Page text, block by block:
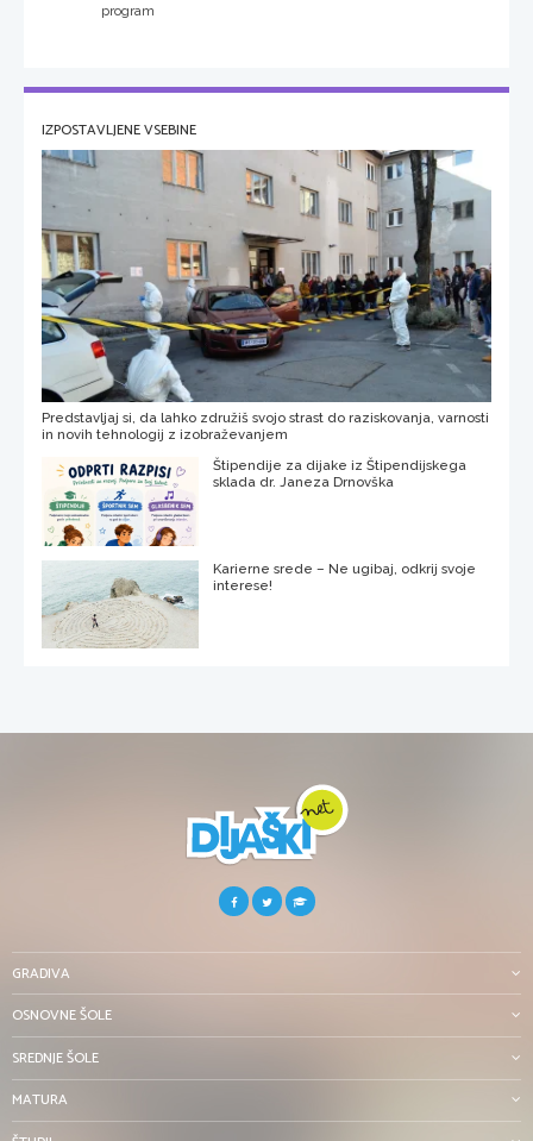
program
IZPOSTAVLJENE VSEBINE
Predstavljaj si, da lahko združiš svojo strast do raziskovanja, varnosti
in novih tehnologij z izobraževanjem
Štipendije za dijake iz Štipendijskega
sklada dr. Janeza Drnovška
Karierne srede – Ne ugibaj, odkrij svoje
interese!
GRADIVA
OSNOVNE ŠOLE
SREDNJE ŠOLE
MATURA